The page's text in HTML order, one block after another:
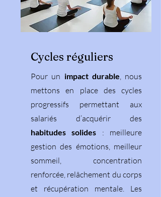
Cycles réguliers
Pour un impact durable, nous
mettons en place des cycles
progressifs permettant aux
salariés d’acquérir des
habitudes solides : meilleure
gestion des émotions, meilleur
sommeil, concentration
renforcée, relâchement du corps
et récupération mentale. Les